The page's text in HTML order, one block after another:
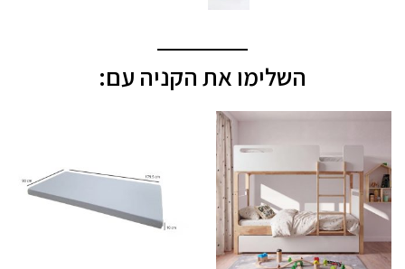
השלימו את הקניה עם: